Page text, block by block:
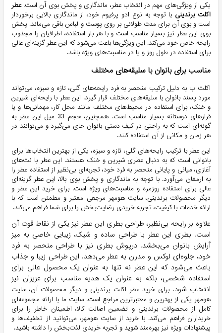
یکی از ویژگی‌های مهم در انتخاب عطر، ماندگاری و پخش بوی آن است.عطر
اکلت برندینی با توجه به نوع ادو پرفیوم خود، از ماندگاری بالایی برخوردار
است و بوی آن برای مدت طولانی بر روی پوست و لباس باقی می‌ماند. پخش
بوی این عطر نیز بسیار مناسب است و با هر بار استفاده، اطرافیان را مجذوب
رایحه خاص خود می‌کند. این ویژگی‌ها باعث می‌شود که این عطر گزینه‌ای عالی
برای استفاده در طول روز و یا در مناسبت‌های ویژه باشد.
مناسب برای بانوان با سلیقه‌های مختلف
اکلت ب به دلیل ترکیب منحصر به فرد رایحه‌های گلی، تازه و سبزه، می‌تواند
مورد پسند بانوان با سلیقه‌های مختلف قرار گیرد. این عطر با رایحه‌ای شیرین
و خنک، برای استفاده در محیط‌های مختلف مانند محل کار، مهمانی‌ها و یا
قرارهای دوستانه بسیار مناسب است. همچنین، حجم 33 میل این عطر به
گونه‌ای است که به راحتی در کیف دستی بانوان جای می‌گیرد و می‌توانند در
هر زمان و مکانی از آن استفاده کنند.
این عطر با ترکیب رایحه‌های گلی، تازه و سبزه، یکی از بهترین انتخاب‌ها برای
بانوانی است که به دنبال عطری شیرین و خنک هستند. این عطر با نت‌های
آغازی، میانی و پایانی منحصر به فرد خود، تجربه‌ای بی‌نظیر از استفاده عطر را
به ارمغان می‌آورد. با توجه به ماندگاری و پخش بوی بالا، این عطر گزینه‌ای
عالی برای استفاده روزمره و مناسبت‌های ویژه است. برای خرید این عطر و
دیگر محصولات برندینی، سایت هومهر مرجعی معتبر و مطمئن است که با
ارائه خدمات با کیفیت، تجربه خریدی رضایت‌بخش را برای شما فراهم می‌کند.
علاوه بر رایحه بی‌نظیر، طراحی بطری این عطر نیز یکی از نقاط قوت آن
است. بطری این عطر با طراحی ساده و شیک، زیبایی خاصی به میز
آرایش بانوان می‌بخشد. درپوش بطری نیز با طراحی منحصر به فرد
خود، جلوه‌ای لوکس و مدرن به عطر می‌دهد. این طراحی زیبا و جذاب
باعث می‌شود که این عطر نه تنها به عنوان یک محصول عالی برای
استفاده شخصی، بلکه به عنوان یک هدیه مناسب برای عزیزان نیز
انتخاب شود.برای خرید عطر اکلت برندینی و دیگر محصولات آن، سایت
هومهر یکی از بهترین و معتبرترین مراجع است. سایت ما با ارائه مجموعه‌ای
کامل از محصولات برندینی و تضمین اصالت کالا، اطمینان خاطر را برای
خریداران فراهم می‌کند. با خرید از سایت هومهر، می‌توانید از تخفیف‌ها و
پیشنهادات ویژه نیز بهره‌مند شوید و تجربه خریدی لذت‌بخش را داشته باشید.